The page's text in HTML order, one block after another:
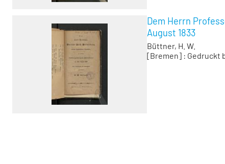
Dem Herrn
August 1833
Büttner, H. W.
[Bremen] : Gedruckt